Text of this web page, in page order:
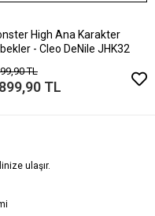
High Ana Karakter
- Cleo DeNile JHK32
TL
TL
ulaşır.